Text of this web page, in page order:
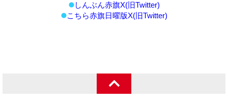
しんぶん赤旗X(旧Twitter)
こちら赤旗日曜版X(旧Twitter)